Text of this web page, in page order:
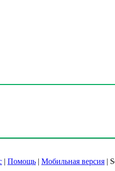
| Помощь | Мобильная версия |